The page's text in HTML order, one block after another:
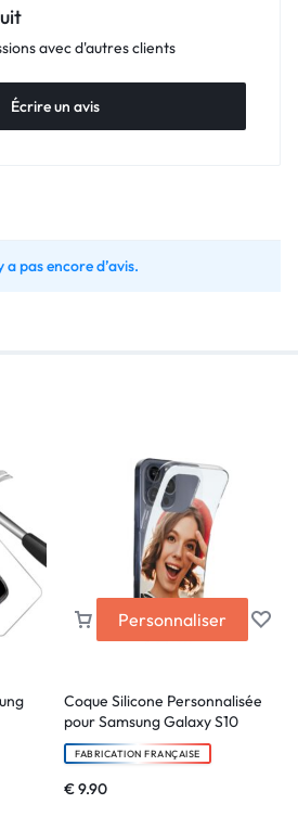
avec d'autres clients
Écrire un avis
a pas encore d’avis.
Personnaliser
Coque Silicone Personnalisée
pour Samsung Galaxy S10
FABRICATION FRANÇAISE
€9.90